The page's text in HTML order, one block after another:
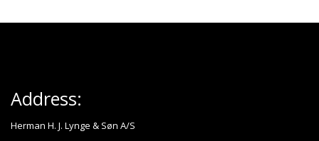
Address:
Herman H. J. Lynge & Søn A/S